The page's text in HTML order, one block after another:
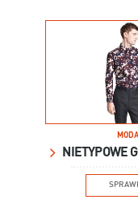
MODA
NIETYPOWE